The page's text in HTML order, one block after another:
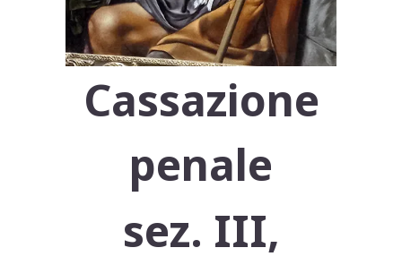
Cassazione
penale
sez. III,